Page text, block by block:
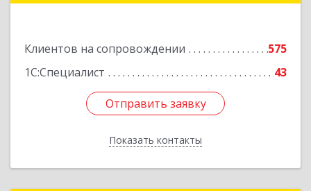
Клиентов на сопровождении
575
1С:Специалист
43
Отправить заявку
Показать контакты
Отправить заявку
Назад